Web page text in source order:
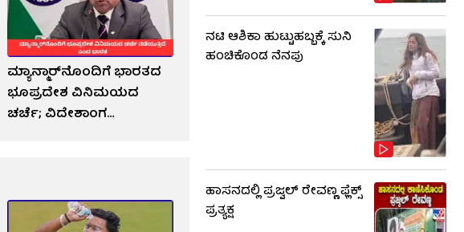
ಮ್ಯಾನ್ಮಾರ್‌ನೊಂದಿಗೆ ಭಾರತದ
ಭೂಪ್ರದೇಶ ವಿನಿಮಯದ
ಚರ್ಚೆ; ವಿದೇಶಾಂಗ
ನಟಿ ಆಶಿಕಾ ಹುಟ್ಟುಹಬ್ಬಕ್ಕೆ ಸುನಿ
ಹಂಚಿಕೊಂಡ ನೆನಪು
ಹಾಸನದಲ್ಲಿ ಪ್ರಜ್ವಲ್ ರೇವಣ್ಣ ಫ್ಲೆಕ್ಸ್
ಪ್ರತ್ಯಕ್ಷ